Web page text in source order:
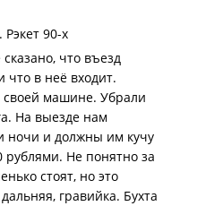
90-х
что въезд
что в неё входит.
машине. Убрали
На выезде нам
ночи и должны им кучу
рублями. Не понятно за
стоят, но это
гравийка. Бухта